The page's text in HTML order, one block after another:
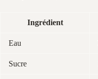
Ingrédient
Eau
Sucre